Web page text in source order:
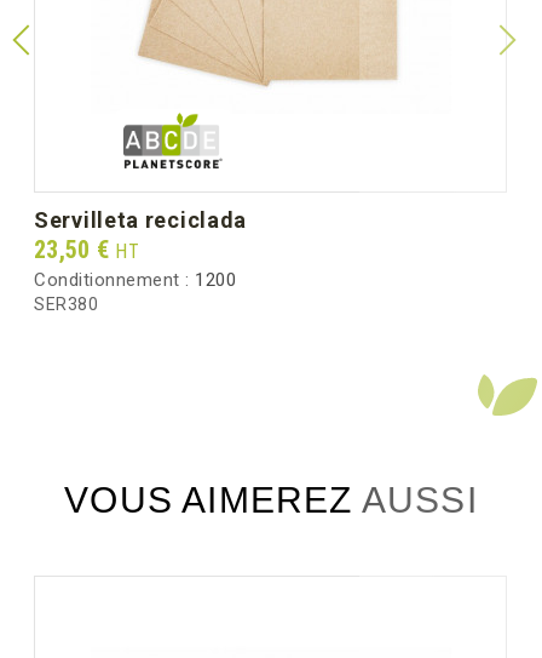
servilleta reciclada
Prix
23,50 € HT
Conditionnement : 1200
SER380
VOUS AIMEREZ AUSSI